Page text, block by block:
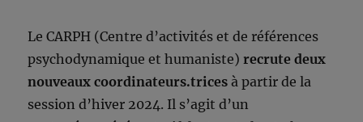
Le CARPH (Centre d’activités et de références
psychodynamique et humaniste) recrute deux
nouveaux coordinateurs.tricesà partir de la
session d’hiver 2024. Il s’agit d’un